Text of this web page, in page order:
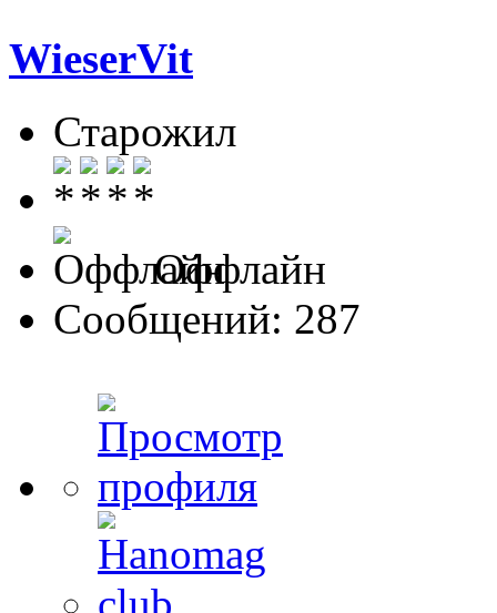
WieserVit
Старожил
Оффлайн
Сообщений: 287